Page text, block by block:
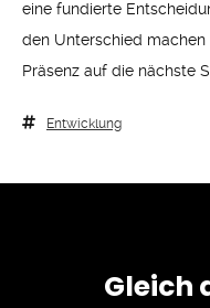
eine fundierte
den Unterschied machen
Präsenz auf die nächste
Entwicklung
Gleich